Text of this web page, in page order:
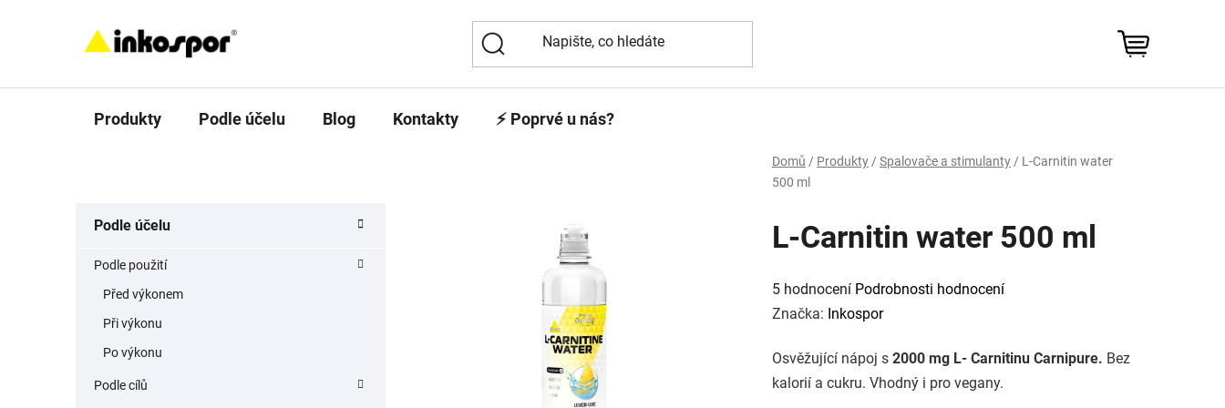
Produkty Podle účelu Blog Kontakty ⚡️ Poprvé u nás?
Domů / Produkty/ Spalovače a stimulanty/ L-Carnitin water
500 ml
kategorie
Podle účelu
Podle použití
Před výkonem
Při výkonu
Po výkonu
Podle cílů
L-Carnitin water 500 ml
hodnocení
produktu
je
5,0
5
hvězdiček.
5 hodnocení Podrobnosti hodnocení
Značka: Inkospor
Osvěžující nápoj s 2000 mg L- Carnitinu Carnipure. Bez
kalorií a cukru. Vhodný i pro vegany.